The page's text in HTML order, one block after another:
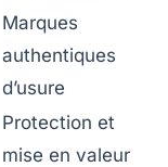
Marques
authentiques
d’usure
Protection et
mise en valeur